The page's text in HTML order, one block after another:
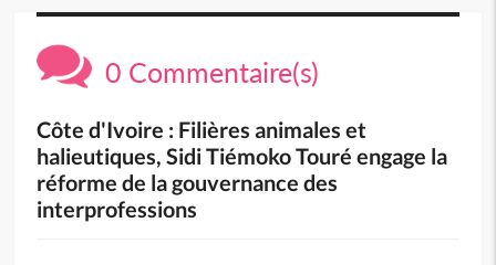
0 Commentaire(s)
Côte d'Ivoire : Filières animales et
halieutiques, Sidi Tiémoko Touré engage la
réforme de la gouvernance des
interprofessions